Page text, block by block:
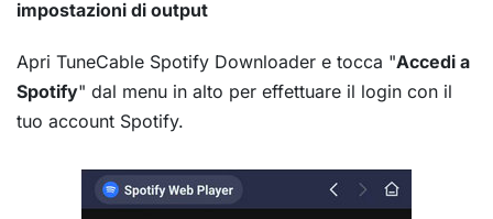
impostazioni di output
Apri TuneCable Spotify Downloader e tocca "Accedi a
Spotify" dal menu in alto per effettuare il login con il
tuo account Spotify.